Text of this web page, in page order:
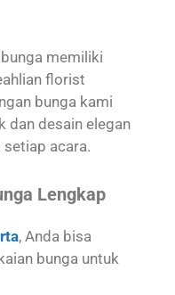
memiliki
florist
bunga kami
dan desain elegan
acara.
Lengkap
, Anda bisa
bunga untuk